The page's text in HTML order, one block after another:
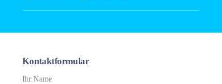
Kontaktformular
Ihr Name